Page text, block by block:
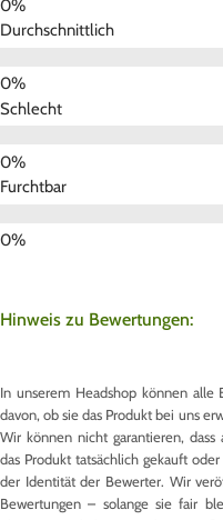
Durchschnittlich
Schlecht
Furchtbar
Hinweis zu Bewertungen:
In unserem Headshop können alle
davon, ob sie das Produkt bei uns
Wir können nicht garantieren,
das Produkt tatsächlich gekauft
der Identität der Bewerter. Wir
Bewertungen – solange sie fair